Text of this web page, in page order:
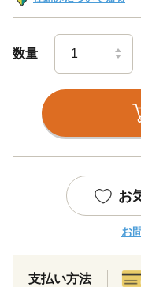
数量
お
お
支払い方法